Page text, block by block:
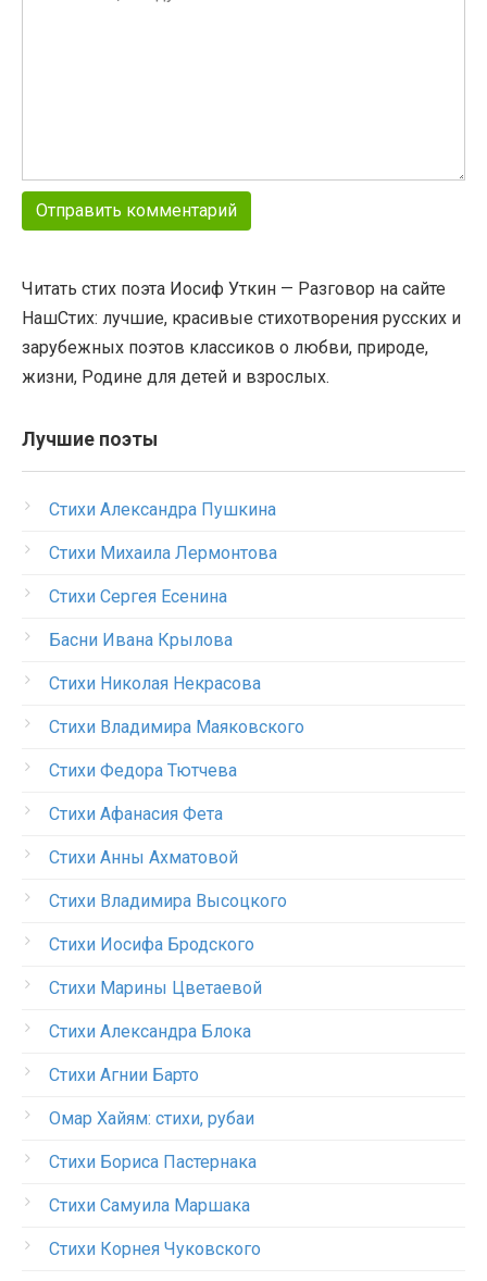
Читать стих поэта Иосиф Уткин — Разговор на сайте
НашСтих: лучшие, красивые стихотворения русских и
зарубежных поэтов классиков о любви, природе,
жизни, Родине для детей и взрослых.
Лучшие поэты
Стихи Александра Пушкина
Стихи Михаила Лермонтова
Стихи Сергея Есенина
Басни Ивана Крылова
Стихи Николая Некрасова
Стихи Владимира Маяковского
Стихи Федора Тютчева
Стихи Афанасия Фета
Стихи Анны Ахматовой
Стихи Владимира Высоцкого
Стихи Иосифа Бродского
Стихи Марины Цветаевой
Стихи Александра Блока
Стихи Агнии Барто
Омар Хайям: стихи, рубаи
Стихи Бориса Пастернака
Стихи Самуила Маршака
Стихи Корнея Чуковского